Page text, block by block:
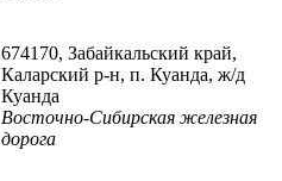
674170, Забайкальский край,
Каларский р-н, п. Куанда, ж/д
Куанда
Восточно-Сибирская железная
дорога